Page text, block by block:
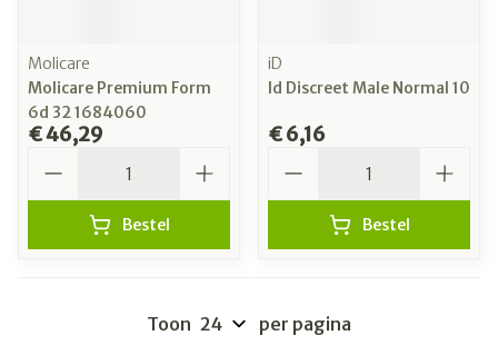
Molicare
Molicare Premium Form
6d 32 1684060
€ 46,29
Bestel
iD
Id Discreet Male Normal 10
€ 6,16
Bestel
Toon per pagina